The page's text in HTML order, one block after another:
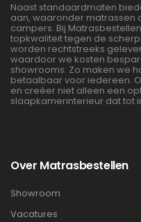
Naast standaardmaten
aan, waaronder matrassen
campers. Bij
topkwaliteit tegen de
worden rechtstreeks
waardoor we kosten
showrooms. Zo maken we
betaalbaar voor iedereen.
en creëer niet alleen een
slaapkamerinterieur dat tot
Over Matrasbestellen
Showroom
Vacatures